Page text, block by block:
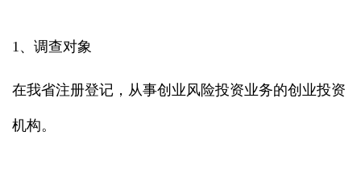
1、调查对象
在我省注册登记，从事创业风险投资业务的创业投资
机构。